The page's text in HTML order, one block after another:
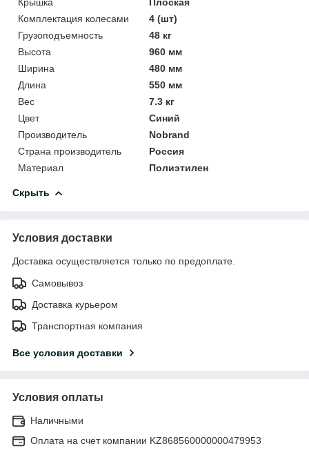
Комплектация колесами
4 (шт)
Грузоподъемность
48 кг
Высота
960 мм
Ширина
480 мм
Длина
550 мм
Вес
7.3 кг
Цвет
Синий
Производитель
Nobrand
Страна производитель
Россия
Материал
Полиэтилен
Скрыть
Условия доставки
Доставка осуществляется только по предоплате.
Самовывоз
Доставка курьером
Транспортная компания
Все условия доставки
Условия оплаты
Наличными
Оплата на счет компании KZ868560000000479953